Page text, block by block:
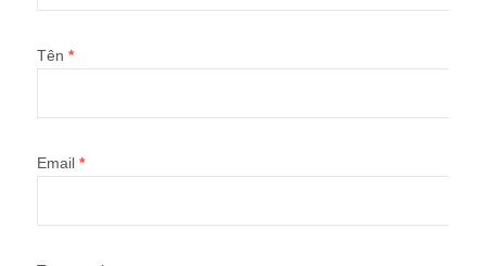
Tên *
Email *